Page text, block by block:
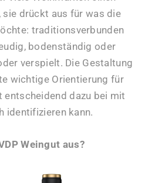
sie drückt aus für was die
traditionsverbunden
bodenständig oder
verspielt. Die Gestaltung
wichtige Orientierung für
entscheidend dazu bei mit
identifizieren kann.
Weingut aus?